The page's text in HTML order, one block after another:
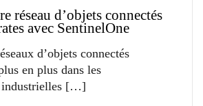
réseau d’objets connectés
avec SentinelOne
d’objets connectés
en plus dans les